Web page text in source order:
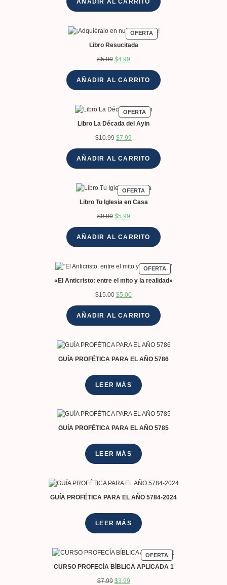
un cliente
AÑADIR AL CARRITO
OFERTA
Libro Resucitada
$5.99 $4.99
AÑADIR AL CARRITO
OFERTA
Libro La Década del Ayin
$10.99 $7.99
AÑADIR AL CARRITO
OFERTA
Libro Tu Iglesia en Casa
$9.99 $5.99
AÑADIR AL CARRITO
OFERTA
«El Anticristo: entre el mito y la realidad»
$15.00 $5.00
AÑADIR AL CARRITO
GUÍA PROFÉTICA PARA EL AÑO 5786
LEER MÁS
GUÍA PROFÉTICA PARA EL AÑO 5785
LEER MÁS
GUÍA PROFÉTICA PARA EL AÑO 5784-2024
LEER MÁS
OFERTA
CURSO PROFECÍA BÍBLICA APLICADA 1
$7.99 $3.99